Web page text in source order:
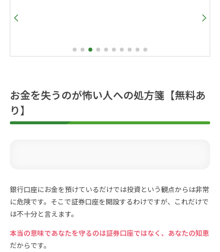
お金を失うのが怖い人への処方箋【無料あ
り】
銀行口座にお金を預けているだけでは投資という観点からは非常
に危険です。そこで証券口座を開設するわけですが、これだけで
は不十分と言えます。
本当の意味であなたを守るのは証券口座ではなく、あなたの知恵
だからです。